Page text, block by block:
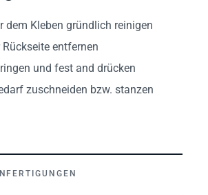
dem Kleben gründlich reinigen
entfernen
und fest and drücken
zuschneiden bzw. stanzen